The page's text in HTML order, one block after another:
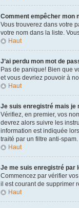
Comment empêcher mon
Vous trouverez dans votre
votre nom dans la liste.
Haut
J’ai perdu mon mot de
Pas de panique! Bien que
et vous devriez pouvoir à
Haut
Je suis enregistré mais je
Vérifiez, en premier, vos
devrez alors suivre les
information est indiquée
traité par un filtre anti-
Haut
Je me suis enregistré par
Commencez par vérifier
il est courant de supprimer
Haut